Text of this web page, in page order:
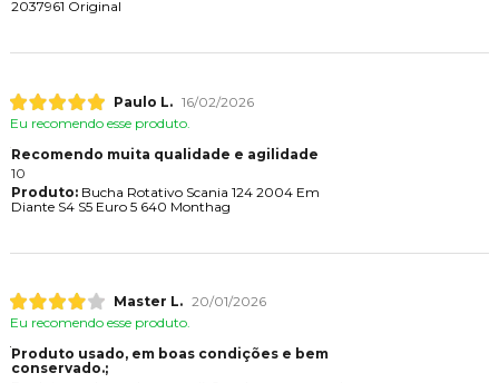
2037961 Original
Paulo L. 16/02/2026
Eu recomendo esse produto.
Recomendo muita qualidade e agilidade
10
Produto:Bucha Rotativo Scania 124 2004 Em
Diante S4 S5 Euro 5 640 Monthag
Master L. 20/01/2026
Eu recomendo esse produto.
Produto usado, em boas condições e bem
conservado.;